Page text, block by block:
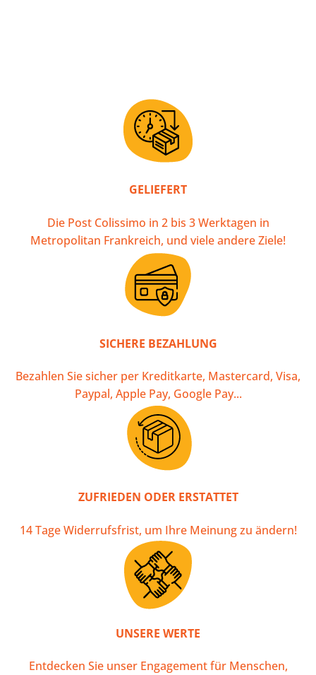
GELIEFERT
Die Post Colissimo in 2 bis 3 Werktagen in
Metropolitan Frankreich, und viele andere Ziele!
SICHERE BEZAHLUNG
Bezahlen Sie sicher per Kreditkarte, Mastercard, Visa,
Paypal, Apple Pay, Google Pay...
ZUFRIEDEN ODER ERSTATTET
14 Tage Widerrufsfrist, um Ihre Meinung zu ändern!
UNSERE WERTE
Entdecken Sie unser Engagement für Menschen,